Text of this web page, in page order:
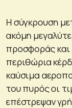
Η σύγκρουση
ακόμη
προσφοράς και
περιθώρια
καύσιμα
του πυρός οι
επέστρεψαν